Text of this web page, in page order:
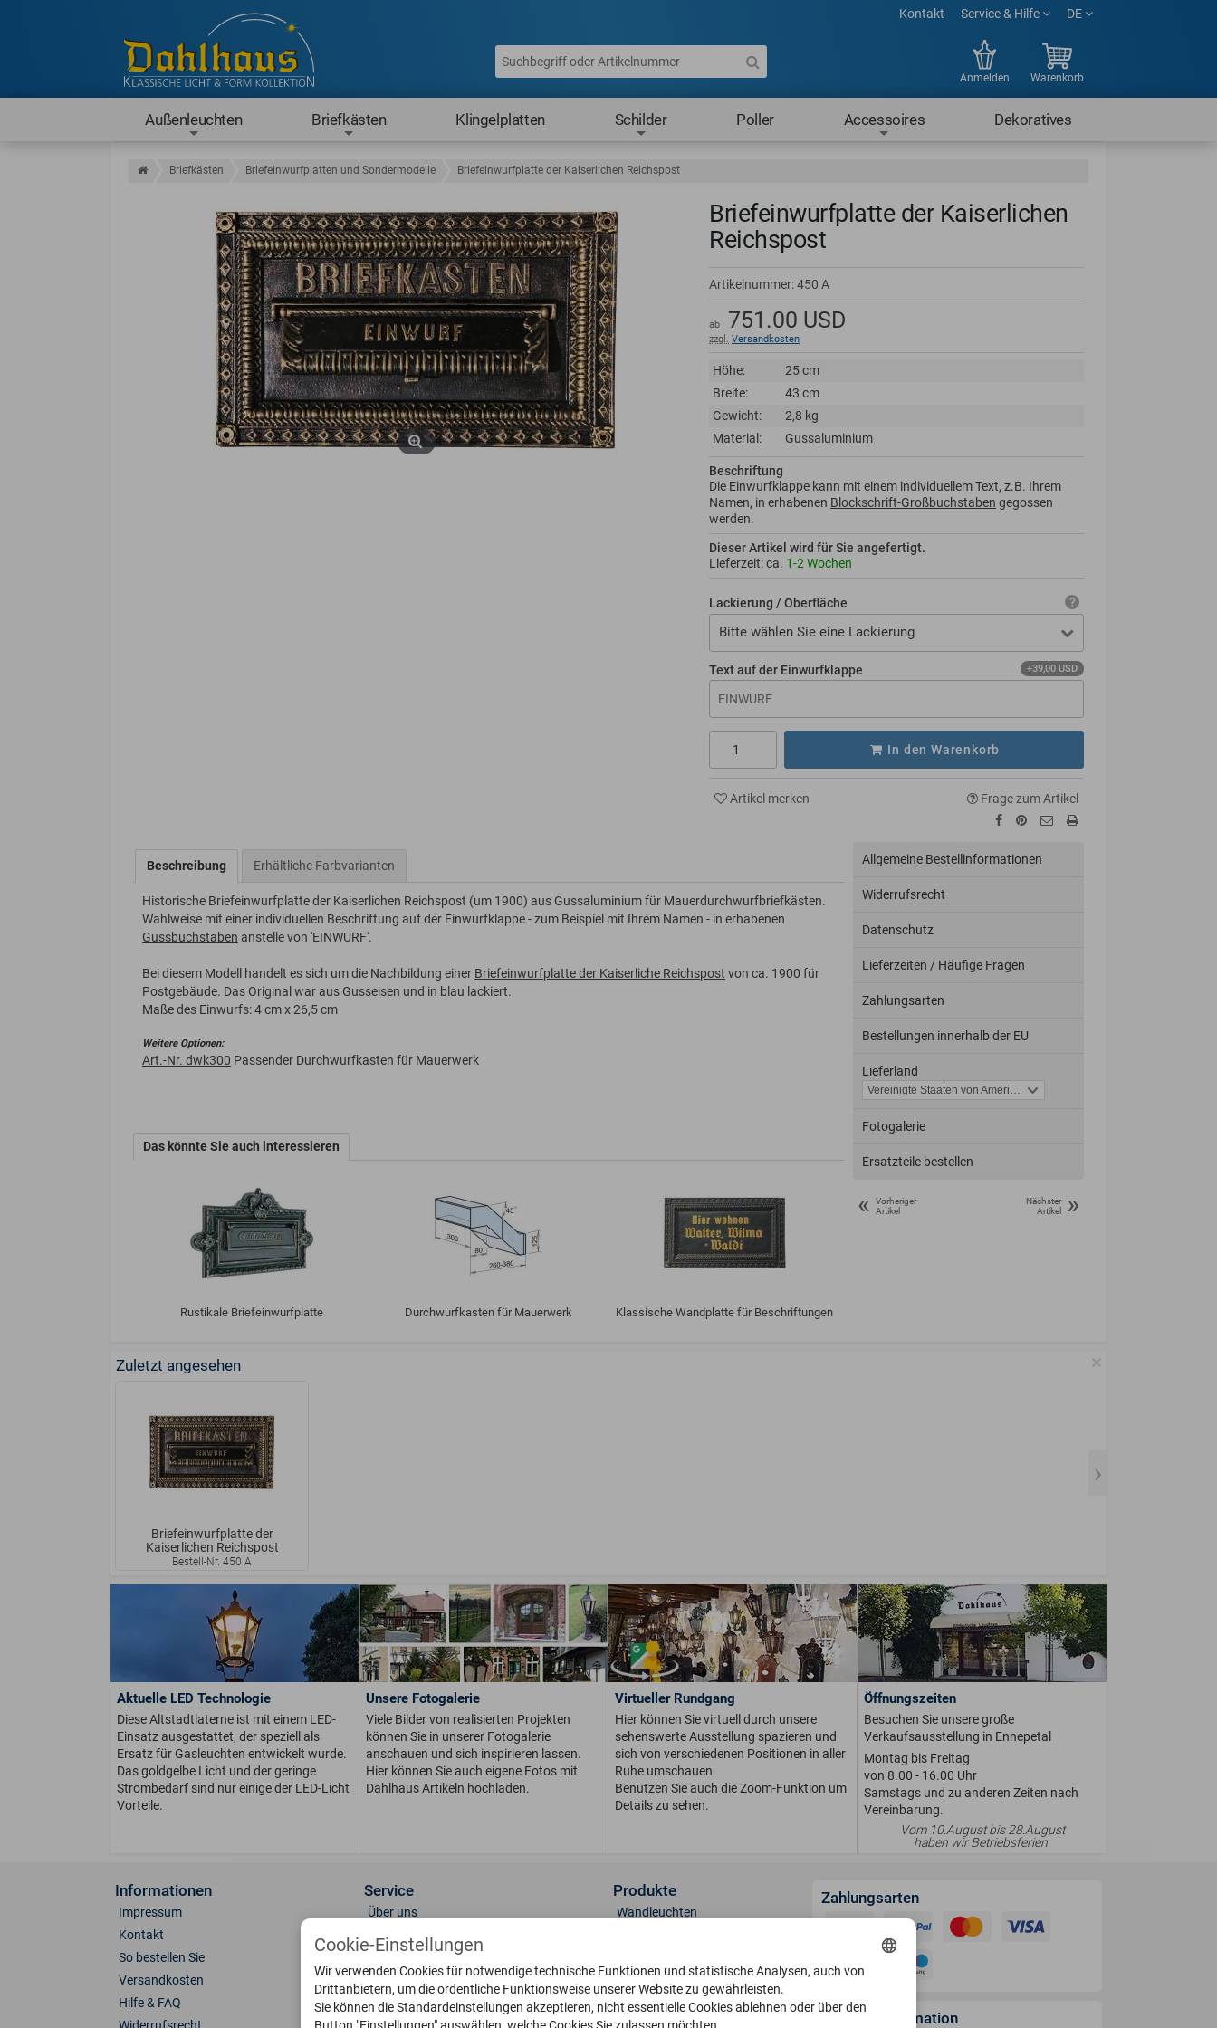
Kontakt Service & Hilfe DE
Anmelden Warenkorb
Außenleuchten Briefkästen Klingelplatten Schilder Poller Accessoires Dekoratives
Briefkästen Briefeinwurfplatten und Sondermodelle Briefeinwurfplatte der Kaiserlichen Reichspost
Briefeinwurfplatte der Kaiserlichen
Reichspost
Artikelnummer:450 A
ab 751.00 USD
zzgl. Versandkosten
Höhe:
25 cm
Breite:
43 cm
Gewicht:
2,8 kg
Material:
Gussaluminium
Beschriftung
Die Einwurfklappe kann mit einem individuellem Text, z.B. Ihrem
Namen, in erhabenen Blockschrift-Großbuchstaben gegossen
werden.
Dieser Artikel wird für Sie angefertigt.
Lieferzeit: ca. 1-2 Wochen
Lackierung / Oberfläche
Bitte wählen Sie eine Lackierung
Text auf der Einwurfklappe +39,00 USD
In den Warenkorb
Artikel merken Frage zum Artikel
Beschreibung Erhältliche Farbvarianten
Historische Briefeinwurfplatte der Kaiserlichen Reichspost (um 1900) aus Gussaluminium für Mauerdurchwurfbriefkästen.
Wahlweise mit einer individuellen Beschriftung auf der Einwurfklappe - zum Beispiel mit Ihrem Namen - in erhabenen
Gussbuchstaben anstelle von 'EINWURF'.
Bei diesem Modell handelt es sich um die Nachbildung einer Briefeinwurfplatte der Kaiserliche Reichspost von ca. 1900 für
Postgebäude. Das Original war aus Gusseisen und in blau lackiert.
Maße des Einwurfs: 4 cm x 26,5 cm
Weitere Optionen:
Art.-Nr. dwk300 Passender Durchwurfkasten für Mauerwerk
Das könnte Sie auch interessieren
Rustikale Briefeinwurfplatte Durchwurfkasten für Mauerwerk Klassische Wandplatte für Beschriftungen
Allgemeine Bestellinformationen
Widerrufsrecht
Datenschutz
Lieferzeiten / Häufige Fragen
Zahlungsarten
Bestellungen innerhalb der EU
Lieferland
Fotogalerie
Ersatzteile bestellen
«
Vorheriger
Artikel
Nächster
Artikel
»
Zuletzt angesehen
Briefeinwurfplatte der
Kaiserlichen Reichspost
Bestell-Nr. 450 A
Aktuelle LED Technologie
Diese Altstadtlaterne ist mit einem LED-
Einsatz ausgestattet, der speziell als
Ersatz für Gasleuchten entwickelt wurde.
Das goldgelbe Licht und der geringe
Strombedarf sind nur einige der LED-Licht
Vorteile.
Unsere Fotogalerie
Viele Bilder von realisierten Projekten
können Sie in unserer Fotogalerie
anschauen und sich inspirieren lassen.
Hier können Sie auch eigene Fotos mit
Dahlhaus Artikeln hochladen.
Virtueller Rundgang
Hier können Sie virtuell durch unsere
sehenswerte Ausstellung spazieren und
sich von verschiedenen Positionen in aller
Ruhe umschauen.
Benutzen Sie auch die Zoom-Funktion um
Details zu sehen.
Öffnungszeiten
Besuchen Sie unsere große
Verkaufsausstellung in Ennepetal
Montag bis Freitag
von 8.00 - 16.00 Uhr
Samstags und zu anderen Zeiten nach
Vereinbarung.
Vom 10.August bis 28.August
haben wir Betriebsferien.
Informationen
Impressum
Kontakt
So bestellen Sie
Versandkosten
Hilfe & FAQ
Service
Über uns
Anfahrt
Farben & Oberflächen
Leuchtengläser
Produkte
Wandleuchten
Deckenleuchten
Briefkästen
Zahlungsarten
Versandinformation
Cookie-Einstellungen
Wir verwenden Cookies für notwendige technische Funktionen und statistische Analysen, auch von
Drittanbietern, um die ordentliche Funktionsweise unserer Website zu gewährleisten.
Sie können die Standardeinstellungen akzeptieren, nicht essentielle Cookies ablehnen oder über den
Button "Einstellungen" auswählen, welche Cookies Sie zulassen möchten.